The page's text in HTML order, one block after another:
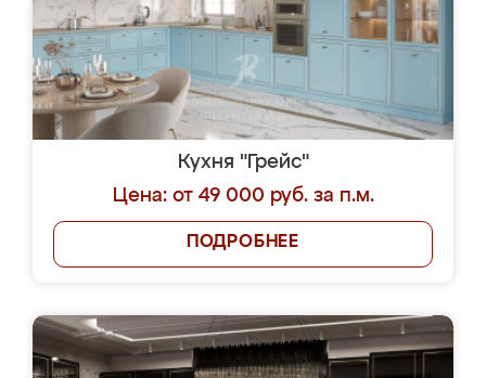
Кухня "Грейс"
Цена: от 49 000 руб. за п.м.
ПОДРОБНЕЕ